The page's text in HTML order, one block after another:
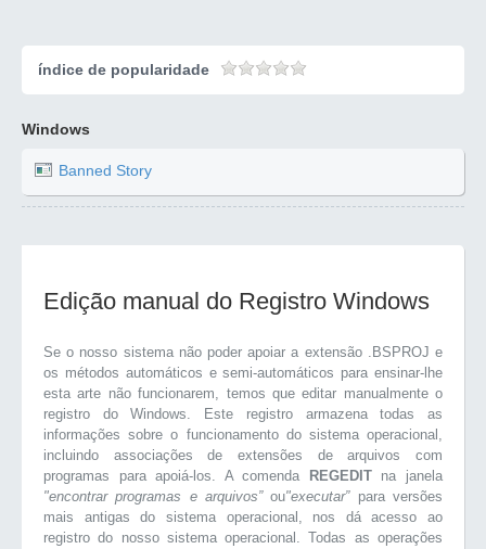
índice de popularidade
Windows
Banned Story
Edição manual do Registro Windows
Se o nosso sistema não poder apoiar a extensão .BSPROJ e
os métodos automáticos e semi-automáticos para ensinar-lhe
esta arte não funcionarem, temos que editar manualmente o
registro do Windows. Este registro armazena todas as
informações sobre o funcionamento do sistema operacional,
incluindo associações de extensões de arquivos com
programas para apoiá-los. A comenda
REGEDITna janela
"encontrar programas e arquivos”ou"executar”para versões
mais antigas do sistema operacional, nos dá acesso ao
registro do nosso sistema operacional. Todas as operações